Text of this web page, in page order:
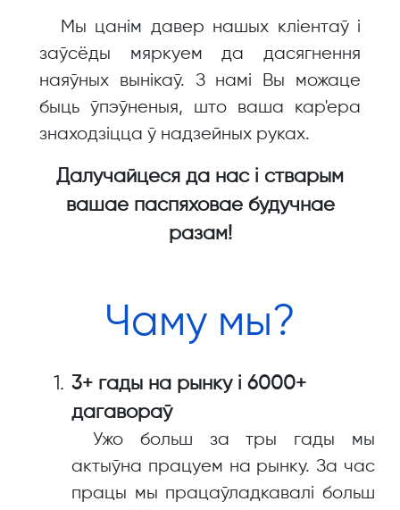
Мы цанім давер нашых кліентаў і
заўсёды мяркуем да дасягнення
наяўных вынікаў. З намі Вы можаце
быць ўпэўненыя, што ваша кар'ера
знаходзіцца ў надзейных руках.
Далучайцеся да нас і стварым
вашае паспяховае будучнае
разам!
Чаму мы?
3+ гады на рынку і 6000+
дагавораў
Ужо больш за тры гады мы
актыўна працуем на рынку. За час
працы мы працаўладкавалі больш